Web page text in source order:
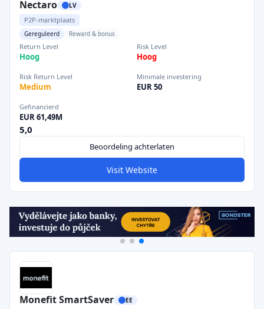
Nectaro LV
P2P-marktplaats
Gereguleerd Reward & bonus
Return Level
Hoog
Risk Level
Hoog
Risk Return Level
Medium
Minimale investering
EUR 50
Gefinancierd
EUR 61,49M
5,0
Beoordeling achterlaten
Visit Website
Monefit SmartSaver EE